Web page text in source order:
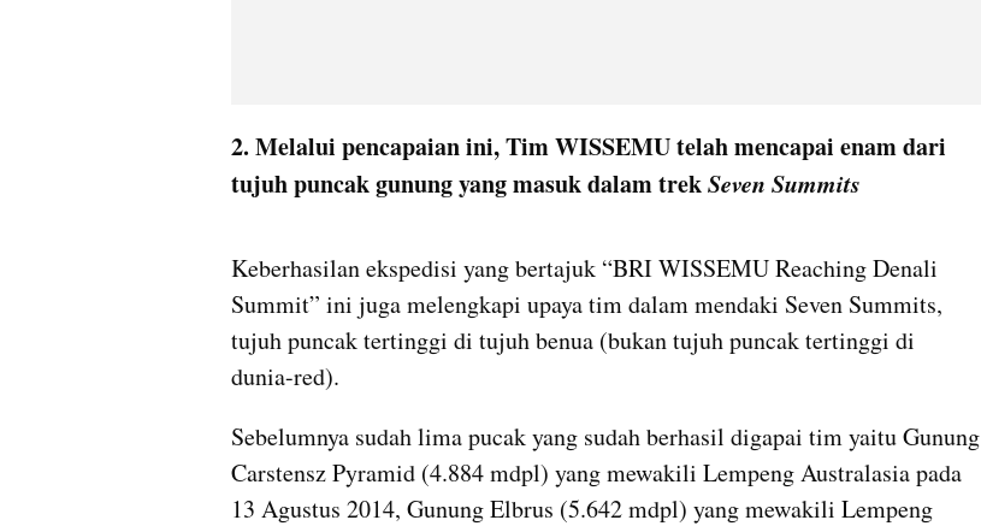
2. Melalui pencapaian ini, Tim WISSEMU telah mencapai enam dari
tujuh puncak gunung yang masuk dalam trek Seven Summits
Keberhasilan ekspedisi yang bertajuk “BRI WISSEMU Reaching Denali
Summit” ini juga melengkapi upaya tim dalam mendaki Seven Summits,
tujuh puncak tertinggi di tujuh benua (bukan tujuh puncak tertinggi di
dunia-red).
Sebelumnya sudah lima pucak yang sudah berhasil digapai tim yaitu Gunung
Carstensz Pyramid (4.884 mdpl) yang mewakili Lempeng Australasia pada
13 Agustus 2014, Gunung Elbrus (5.642 mdpl) yang mewakili Lempeng